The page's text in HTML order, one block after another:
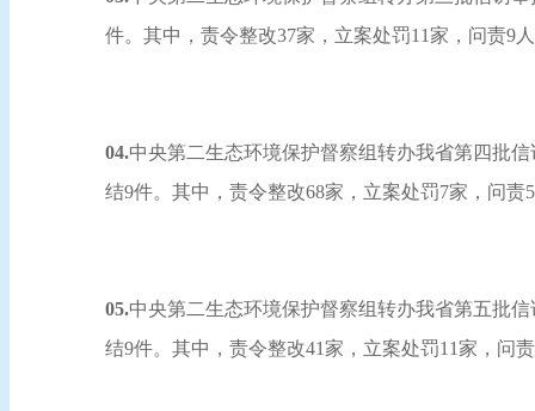
件。其中，责令整改37家，立案处罚11家，问责9
04.中央第二生态环境保护督察组转办我省第四批
结9件。其中，责令整改68家，立案处罚7家，问责
05.中央第二生态环境保护督察组转办我省第五批
结9件。其中，责令整改41家，立案处罚11家，问